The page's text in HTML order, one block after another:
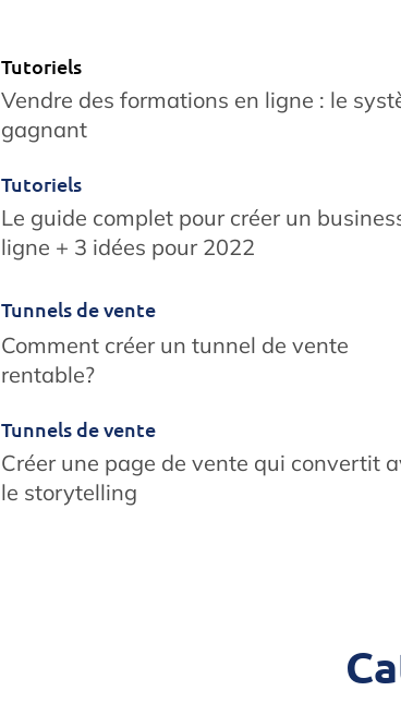
Tutoriels
Vendre des formations en ligne : le
gagnant
Tutoriels
Le guide complet pour créer un
ligne + 3 idées pour 2022
Tunnels de vente
Comment créer un tunnel de vente
rentable?
Tunnels de vente
Créer une page de vente qui convertit
le storytelling